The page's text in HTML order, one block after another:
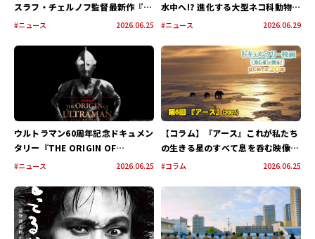
サ
イ
ト
スラフ・チェルノフ監督最新作『戦
場0地点』9月4日（金）公開決定！
たウクライナ侵攻最前線の“現実”――テ
ィザービジュアル＆場面写真が一挙
#ニュース 2026.06.25
水中へ!? 進化する大型ネコ科動物の
最前線に迫るナショナル ジオグラ
ト・サマー」が7月5日（日）より放
送開始！安元洋貴、諏訪部順一、石
川界人、日野聡ら豪華声優陣が野生
のドラマをナビゲート
#ニュース 2026.06.29
ウルトラマン60周年記念ドキュメン
タリー『THE ORIGIN OF
ULTRAMAN』斎藤工、つるの剛
ト＆著名人21名から胸熱な応援コメ
ントが一挙到着！
#ニュース 2026.06.25
【コラム】『アース』これが私たち
の生きる星のすべて――息を呑む映像美
で体感する生命のドラマ｜ドキュメ
めての２０本【第6回】
#コラム 2026.06.25